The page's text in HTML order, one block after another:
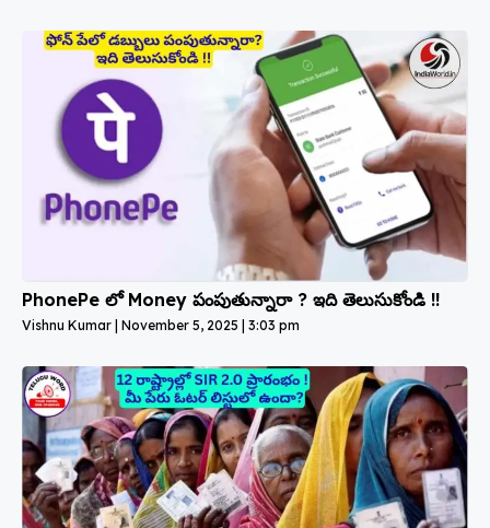
PhonePe లో Money పంపుతున్నారా ? ఇది తెలుసుకోండి !!
Vishnu Kumar November 5, 2025 3:03 pm